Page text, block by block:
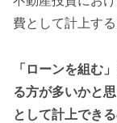
費として計上す
「ローンを組む
る方が多いかと
として計上でき